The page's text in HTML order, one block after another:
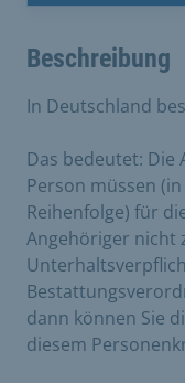
Beschreibung
In Deutschland
Das bedeutet:
Person müssen
Reihenfolge) für
Angehöriger nicht
dann können Sie
diesem